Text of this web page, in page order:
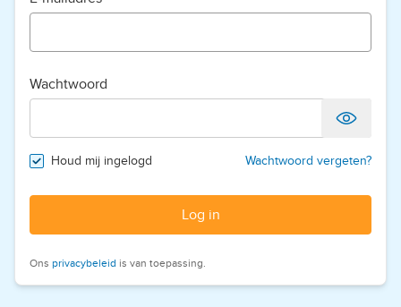
Wachtwoord
Houd mij ingelogd Wachtwoord vergeten?
Log in
Ons privacybeleid is van toepassing.